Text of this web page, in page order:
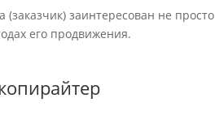
заинтересован не просто
его продвижения.